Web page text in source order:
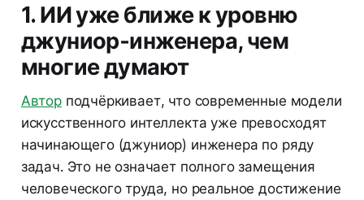
1. ИИ уже ближе к уровню
джуниор‑инженера, чем
многие думают
Авторподчёркивает, что современные модели
искусственного интеллекта уже превосходят
начинающего (джуниор) инженера по ряду
задач. Это не означает полного замещения
человеческого труда, но реальное достижение